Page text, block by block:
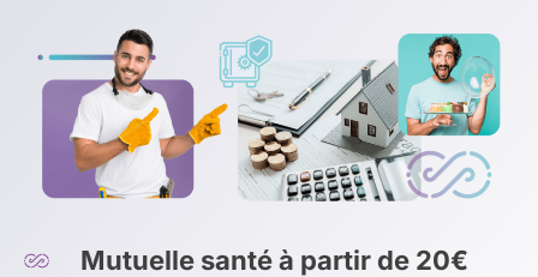
Mutuelle santé à partir de 20€